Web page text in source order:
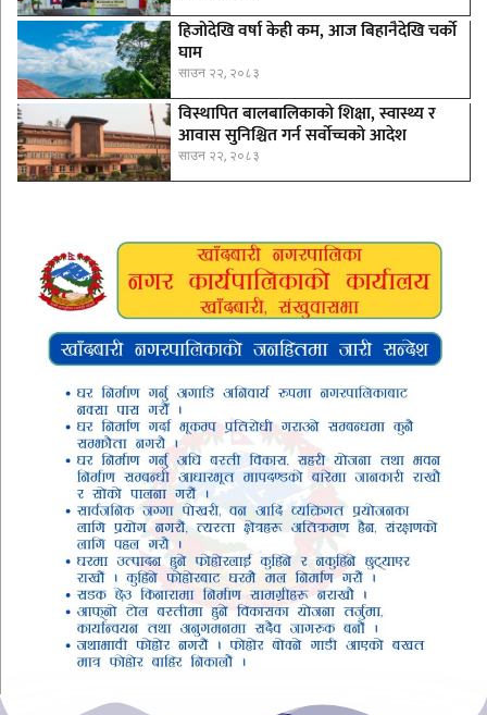
हिजोदेखि वर्षा केही कम, आज बिहानैदेखि चर्को
घाम
साउन २२, २०८३
विस्थापित बालबालिकाको शिक्षा, स्वास्थ्य र
आवास सुनिश्चित गर्न सर्वोच्चको आदेश
साउन २२, २०८३